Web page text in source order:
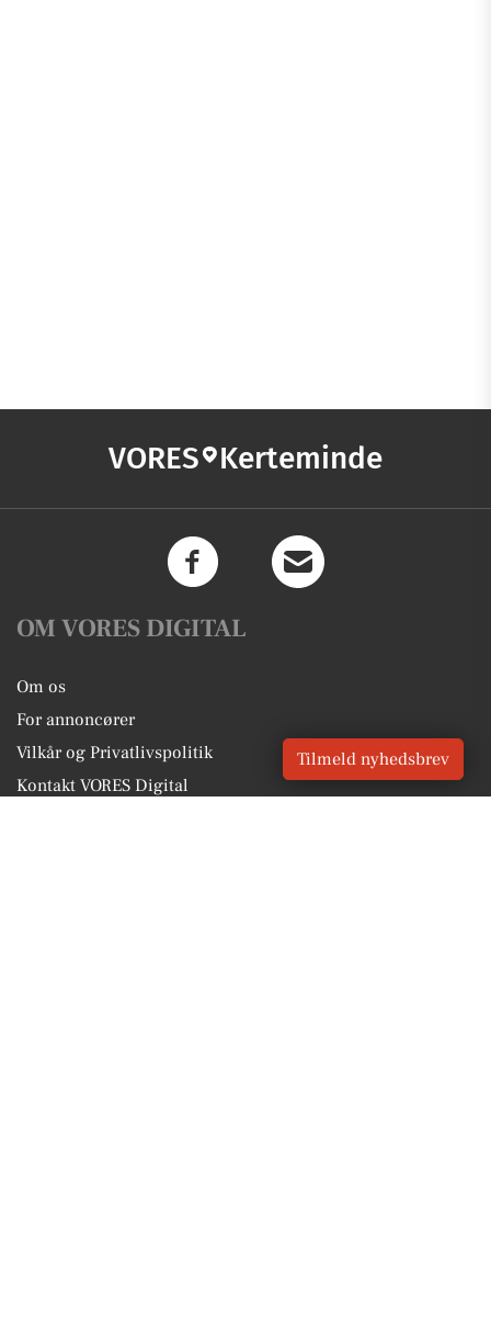
VORES Kerteminde
OM VORES DIGITAL
Om os
For annoncører
Vilkår og Privatlivspolitik
Kontakt VORES Digital
Tilmeld nyhedsbrev